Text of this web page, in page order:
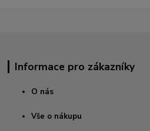
Informace pro zákazníky
O nás
Vše o nákupu